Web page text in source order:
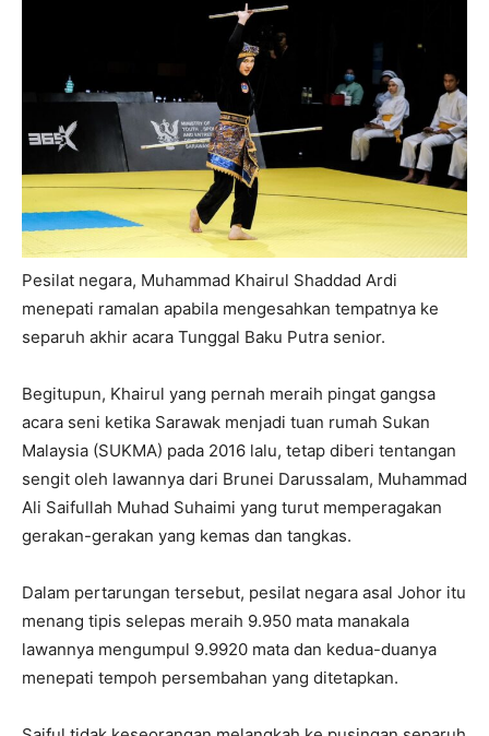
Pesilat negara, Muhammad Khairul Shaddad Ardi
menepati ramalan apabila mengesahkan tempatnya ke
separuh akhir acara Tunggal Baku Putra senior.
Begitupun, Khairul yang pernah meraih pingat gangsa
acara seni ketika Sarawak menjadi tuan rumah Sukan
Malaysia (SUKMA) pada 2016 lalu, tetap diberi tentangan
sengit oleh lawannya dari Brunei Darussalam, Muhammad
Ali Saifullah Muhad Suhaimi yang turut memperagakan
gerakan-gerakan yang kemas dan tangkas.
Dalam pertarungan tersebut, pesilat negara asal Johor itu
menang tipis selepas meraih 9.950 mata manakala
lawannya mengumpul 9.9920 mata dan kedua-duanya
menepati tempoh persembahan yang ditetapkan.